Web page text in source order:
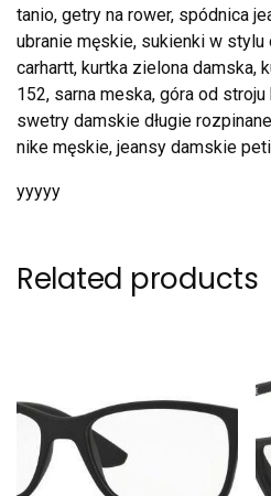
tanio, getry na rower, spódnica
ubranie męskie, sukienki w stylu
carhartt, kurtka zielona damska,
152, sarna meska, góra od
swetry damskie długie
nike męskie, jeansy damskie
yyyyy
Related products